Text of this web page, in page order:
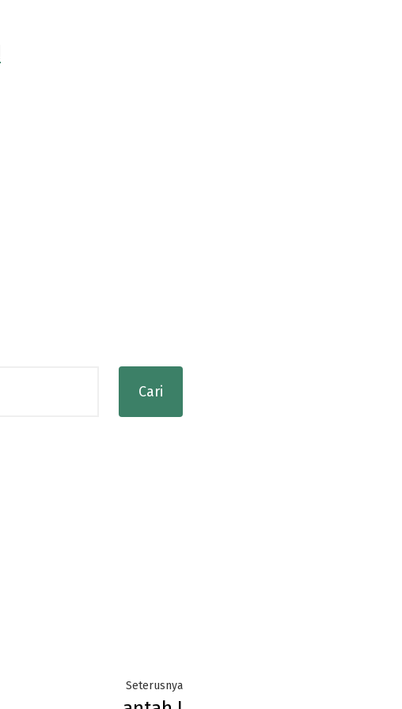
SeterusnyaNext